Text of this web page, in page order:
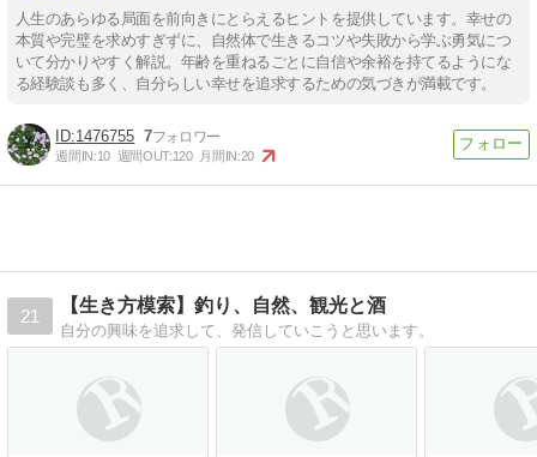
人生のあらゆる局面を前向きにとらえるヒントを提供しています。幸せの
本質や完璧を求めすぎずに、自然体で生きるコツや失敗から学ぶ勇気につ
いて分かりやすく解説。年齢を重ねるごとに自信や余裕を持てるようにな
る経験談も多く、自分らしい幸せを追求するための気づきが満載です。
1476755 7
週間IN:10 週間OUT:120 月間IN:20
21
【生き方模索】釣り、自然、観光と酒
自分の興味を追求して、発信していこうと思います。